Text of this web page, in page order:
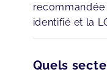
recommandée
identifié et la
Quels